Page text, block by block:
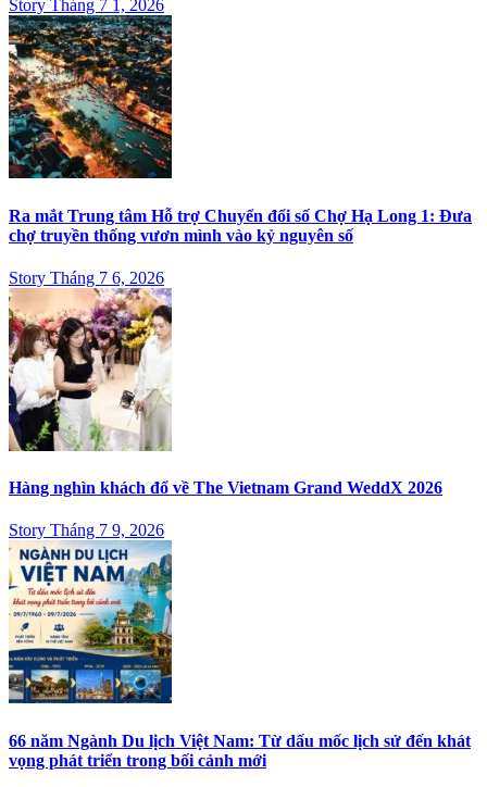
Story Tháng 7 1, 2026
Ra mắt Trung tâm Hỗ trợ Chuyển đổi số Chợ Hạ Long 1: Đưa
chợ truyền thống vươn mình vào kỷ nguyên số
Story Tháng 7 6, 2026
Hàng nghìn khách đổ về The Vietnam Grand WeddX 2026
Story Tháng 7 9, 2026
66 năm Ngành Du lịch Việt Nam: Từ dấu mốc lịch sử đến khát
vọng phát triển trong bối cảnh mới